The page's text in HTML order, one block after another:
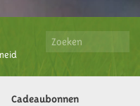
Cadeaubonnen